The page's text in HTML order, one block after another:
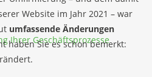
Ihrer Geschäftsprozesse
Website im Jahr 2021 – war
umfassende Änderungen
haben Sie es schon bemerkt: